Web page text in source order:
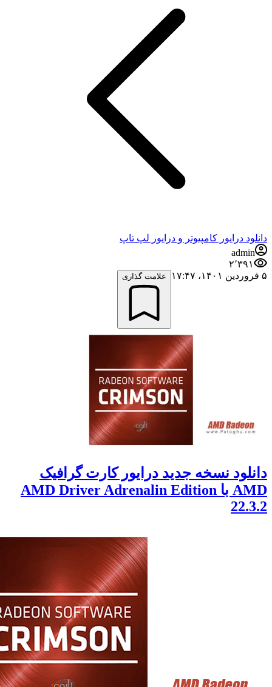
درایور کامپیوتر و درایور لپ تاپ
علامت گذاری
نسخه جدید درایور کارت گرافیک
AMD با AMD Driver Adrenalin Edition